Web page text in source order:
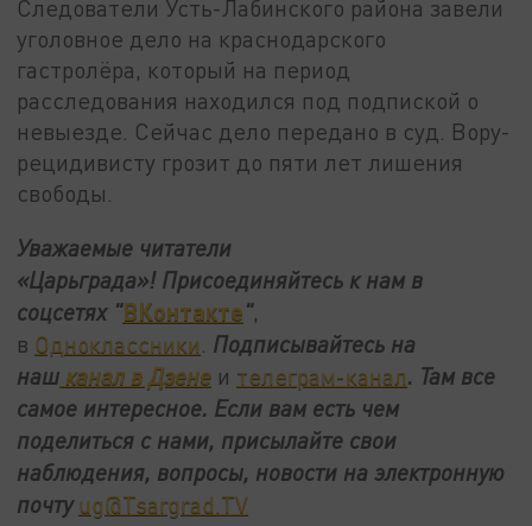
Следователи Усть-Лабинского района завели
уголовное дело на краснодарского
гастролёра, который на период
расследования находился под подпиской о
невыезде. Сейчас дело передано в суд. Вору-
рецидивисту грозит до пяти лет лишения
свободы.
Уважаемые читатели
«Царьграда»! Присоединяйтесь к нам в
соцсетях "ВКонтакте",
в Одноклассники Подписывайтесь на
наш канал в Дзене и телеграм-канал. Там все
самое интересное. Если вам есть чем
поделиться с нами, присылайте свои
наблюдения, вопросы, новости на электронную
почтуug@Tsargrad.TV